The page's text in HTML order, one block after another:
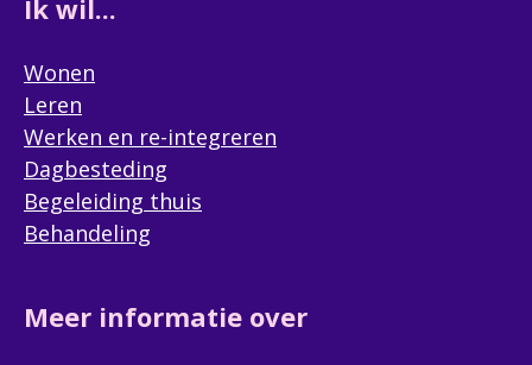
In welke soort vrijwilligerswerk bij Siza bent u
Maatje
Algemene ondersteuner
Ik ben geïnteresseerd in de volgende vacature:
Als u geen voorkeur heeft zoeken we samen naar een
passende plek.
Ik wil...
Wonen
Leren
Werken en re-integreren
Dagbesteding
Begeleiding thuis
Behandeling
Meer informatie over